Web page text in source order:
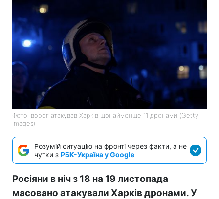
Фото: ворог атакував Харків щонайменше 11 дронами (Getty
Images)
Розумій ситуацію на фронті через факти, а не
чутки з РБК-Україна у Google
Росіяни в ніч з 18 на 19 листопада
масовано атакували Харків дронами. У